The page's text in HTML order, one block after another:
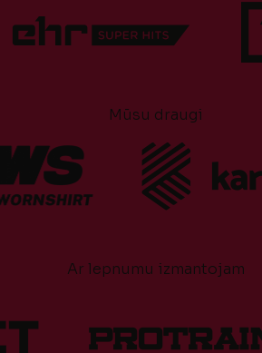
Mūsu draugi
Ar lepnumu izmantojam